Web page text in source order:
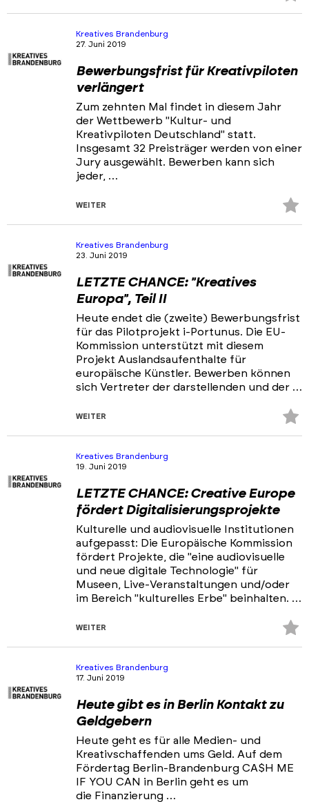
Kreatives Brandenburg
27. Juni 2019
Bewerbungsfrist für Kreativpiloten
verlängert
Zum zehnten Mal findet in diesem Jahr
der Wettbewerb "Kultur- und
Kreativpiloten Deutschland" statt.
Insgesamt 32 Preisträger werden von einer
Jury ausgewählt. Bewerben kann sich
jeder, …
WEITER
Kreatives Brandenburg
23. Juni 2019
LETZTE CHANCE: "Kreatives
Europa", Teil II
Heute endet die (zweite) Bewerbungsfrist
für das Pilotprojekt i-Portunus. Die EU-
Kommission unterstützt mit diesem
Projekt Auslandsaufenthalte für
europäische Künstler. Bewerben können
sich Vertreter der darstellenden und der …
WEITER
Kreatives Brandenburg
19. Juni 2019
LETZTE CHANCE: Creative Europe
fördert Digitalisierungsprojekte
Kulturelle und audiovisuelle Institutionen
aufgepasst: Die Europäische Kommission
fördert Projekte, die "eine audiovisuelle
und neue digitale Technologie" für
Museen, Live-Veranstaltungen und/oder
im Bereich "kulturelles Erbe" beinhalten. …
WEITER
Kreatives Brandenburg
17. Juni 2019
Heute gibt es in Berlin Kontakt zu
Geldgebern
Heute geht es für alle Medien- und
Kreativschaffenden ums Geld. Auf dem
Fördertag Berlin-Brandenburg CA$H ME
IF YOU CAN in Berlin geht es um
die Finanzierung …